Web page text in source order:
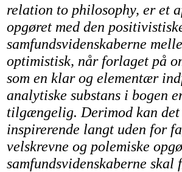
relation to philosophy, er et
opgøret med den
samfundsvidenskaberne
optimistisk, når forlaget på
som en klar og elementær
analytiske substans i bogen
tilgængelig. Derimod kan det
inspirerende langt uden for
velskrevne og polemiske
samfundsvidenskaberne